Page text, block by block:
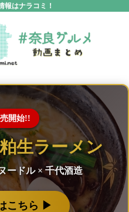
報はナラコミ！
開始!!
生ラーメン
ードル × 千代酒造
こちら ▶︎